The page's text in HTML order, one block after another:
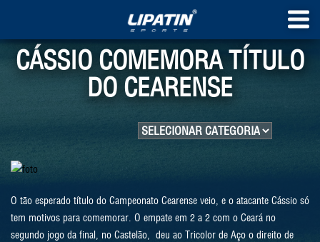
CÁSSIO COMEMORA TÍTULO
DO CEARENSE
O tão esperado título do Campeonato Cearense veio, e o atacante Cássio só
tem motivos para comemorar. O empate em 2 a 2 com o Ceará no
segundo jogo da final, no Castelão, deu ao Tricolor de Aço o direito de